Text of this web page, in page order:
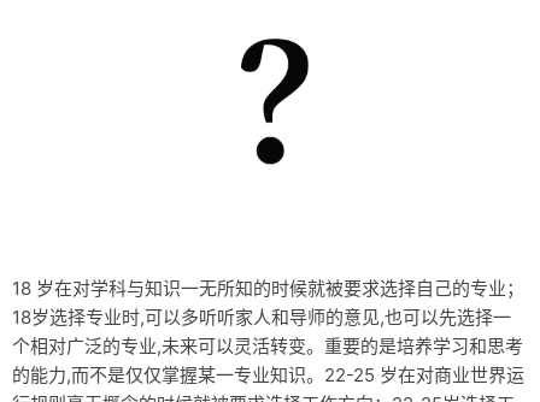
18 岁在对学科与知识一无所知的时候就被要求选择自己的专业；
18岁选择专业时,可以多听听家人和导师的意见,也可以先选择一
个相对广泛的专业,未来可以灵活转变。重要的是培养学习和思考
的能力,而不是仅仅掌握某一专业知识。22-25 岁在对商业世界运